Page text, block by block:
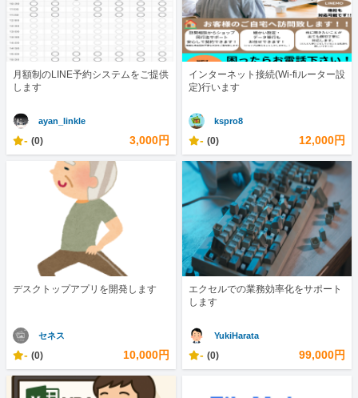
月額制のLINE予約システムをご提供
します
ayan_linkle
- (0) 3,000円
インターネット接続(Wi-fiルーター設
定)行います
kspro8
- (0) 12,000円
デスクトップアプリを開発します
セネス
- (0) 10,000円
エクセルでの業務効率化をサポート
します
YukiHarata
- (0) 99,000円